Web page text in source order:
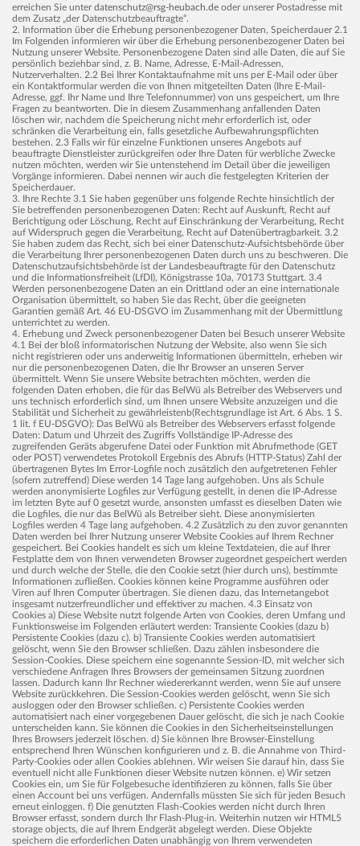
erreichen Sie unterdatenschutz@rsg-heubach.de oder unserer Postadresse mit
dem Zusatz „der Datenschutzbeauftragte“.
2. Information über die Erhebung personenbezogener Daten, Speicherdauer 2.1
Im Folgenden informieren wir über die Erhebung personenbezogener Daten bei
Nutzung unserer Website. Personenbezogene Daten sind alle Daten, die auf Sie
persönlich beziehbar sind, z. B. Name, Adresse, E-Mail-Adressen,
Nutzerverhalten. 2.2 Bei Ihrer Kontaktaufnahme mit uns per E-Mail oder über
ein Kontaktformular werden die von Ihnen mitgeteilten Daten (Ihre E-Mail-
Adresse, ggf. Ihr Name und Ihre Telefonnummer) von uns gespeichert, um Ihre
Fragen zu beantworten. Die in diesem Zusammenhang anfallenden Daten
löschen wir, nachdem die Speicherung nicht mehr erforderlich ist, oder
schränken die Verarbeitung ein, falls gesetzliche Aufbewahrungspflichten
bestehen. 2.3 Falls wir für einzelne Funktionen unseres Angebots auf
beauftragte Dienstleister zurückgreifen oder Ihre Daten für werbliche Zwecke
nutzen möchten, werden wir Sie untenstehend im Detail über die jeweiligen
Vorgänge informieren. Dabei nennen wir auch die festgelegten Kriterien der
Speicherdauer.
3. Ihre Rechte 3.1 Sie haben gegenüber uns folgende Rechte hinsichtlich der
Sie betreffenden personenbezogenen Daten: Recht auf Auskunft, Recht auf
Berichtigung oder Löschung, Recht auf Einschränkung der Verarbeitung, Recht
auf Widerspruch gegen die Verarbeitung, Recht auf Datenübertragbarkeit. 3.2
Sie haben zudem das Recht, sich bei einer Datenschutz-Aufsichtsbehörde über
die Verarbeitung Ihrer personenbezogenen Daten durch uns zu beschweren. Die
Datenschutzaufsichtsbehörde ist der Landesbeauftragte für den Datenschutz
und die Informationsfreiheit (LfDI), Königstrasse 10a, 70173 Stuttgart. 3.4
Werden personenbezogene Daten an ein Drittland oder an eine internationale
Organisation übermittelt, so haben Sie das Recht, über die geeigneten
Garantien gemäß Art. 46 EU-DSGVO im Zusammenhang mit der Übermittlung
unterrichtet zu werden.
4. Erhebung und Zweck personenbezogener Daten bei Besuch unserer Website
4.1 Bei der bloß informatorischen Nutzung der Website, also wenn Sie sich
nicht registrieren oder uns anderweitig Informationen übermitteln, erheben wir
nur die personenbezogenen Daten, die Ihr Browser an unseren Server
übermittelt. Wenn Sie unsere Website betrachten möchten, werden die
folgenden Daten erhoben, die für das BelWü als Betreiber des Webservers und
uns technisch erforderlich sind, um Ihnen unsere Website anzuzeigen und die
Stabilität und Sicherheit zu gewährleistenb(Rechtsgrundlage ist Art. 6 Abs. 1 S.
1 lit. f EU-DSGVO): Das BelWü als Betreiber des Webservers erfasst folgende
Daten: Datum und Uhrzeit des Zugriffs Vollständige IP-Adresse des
zugreifenden Geräts abgerufene Datei oder Funktion mit Abrufmethode (GET
oder POST) verwendetes Protokoll Ergebnis des Abrufs (HTTP-Status) Zahl der
übertragenen Bytes Im Error-Logfile noch zusätzlich den aufgetretenen Fehler
(sofern zutreffend) Diese werden 14 Tage lang aufgehoben. Uns als Schule
werden anonymisierte Logfiles zur Verfügung gestellt, in denen die IP-Adresse
im letzten Byte auf 0 gesetzt wurde, ansonsten umfasst es dieselben Daten wie
die Logfiles, die nur das BelWü als Betreiber sieht. Diese anonymisierten
Logfiles werden 4 Tage lang aufgehoben. 4.2 Zusätzlich zu den zuvor genannten
Daten werden bei Ihrer Nutzung unserer Website Cookies auf Ihrem Rechner
gespeichert. Bei Cookies handelt es sich um kleine Textdateien, die auf Ihrer
Festplatte dem von Ihnen verwendeten Browser zugeordnet gespeichert werden
und durch welche der Stelle, die den Cookie setzt (hier durch uns), bestimmte
Informationen zufließen. Cookies können keine Programme ausführen oder
Viren auf Ihren Computer übertragen. Sie dienen dazu, das Internetangebot
insgesamt nutzerfreundlicher und effektiver zu machen. 4.3 Einsatz von
Cookies a) Diese Website nutzt folgende Arten von Cookies, deren Umfang und
Funktionsweise im Folgenden erläutert werden: Transiente Cookies (dazu b)
Persistente Cookies (dazu c). b) Transiente Cookies werden automatisiert
gelöscht, wenn Sie den Browser schließen. Dazu zählen insbesondere die
Session-Cookies. Diese speichern eine sogenannte Session-ID, mit welcher sich
verschiedene Anfragen Ihres Browsers der gemeinsamen Sitzung zuordnen
lassen. Dadurch kann Ihr Rechner wiedererkannt werden, wenn Sie auf unsere
Website zurückkehren. Die Session-Cookies werden gelöscht, wenn Sie sich
ausloggen oder den Browser schließen. c) Persistente Cookies werden
automatisiert nach einer vorgegebenen Dauer gelöscht, die sich je nach Cookie
unterscheiden kann. Sie können die Cookies in den Sicherheitseinstellungen
Ihres Browsers jederzeit löschen. d) Sie können Ihre Browser-Einstellung
entsprechend Ihren Wünschen konfigurieren und z. B. die Annahme von Third-
Party-Cookies oder allen Cookies ablehnen. Wir weisen Sie darauf hin, dass Sie
eventuell nicht alle Funktionen dieser Website nutzen können. e) Wir setzen
Cookies ein, um Sie für Folgebesuche identifizieren zu können, falls Sie über
einen Account bei uns verfügen. Andernfalls müssten Sie sich für jeden Besuch
erneut einloggen. f) Die genutzten Flash-Cookies werden nicht durch Ihren
Browser erfasst, sondern durch Ihr Flash-Plug-in. Weiterhin nutzen wir HTML5
storage objects, die auf Ihrem Endgerät abgelegt werden. Diese Objekte
speichern die erforderlichen Daten unabhängig von Ihrem verwendeten